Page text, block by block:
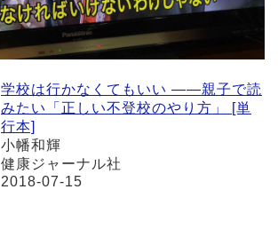
学校は行かなくてもいい ――親子で読
みたい「正しい不登校のやり方」 [単
行本]
小幡和輝
健康ジャーナル社
2018-07-15